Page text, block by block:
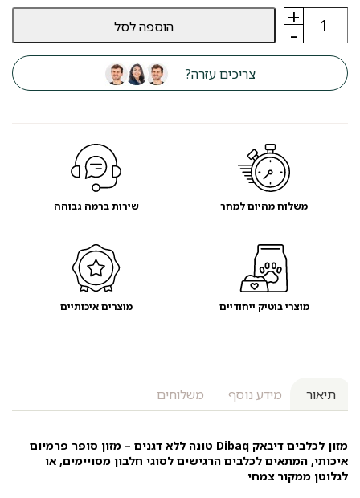
-
כמות
מזון
כלבים
דיבאק
Dibaq
ללא
+ הוספה לסל
צריכים עזרה?
תיאור מידע נוסף משלוחים
מזון לכלבים דיבאק Dibaq טונה ללא דגנים – מזון סופר פרמיום
איכותי, המתאים לכלבים הרגישים לסוגי חלבון מסויימים, או
לגלוטן ממקור צמחי
משלוח מהיום למחר שירות ברמה גבוהה
מוצרי בוטיק ייחודיים מוצרים איכותיים